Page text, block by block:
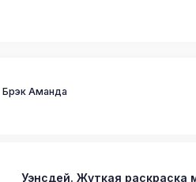
Брэк Аманда
Уэнсдей. Жуткая раскраска